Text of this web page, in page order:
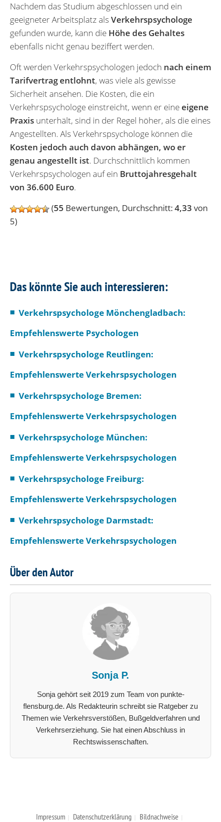
Nachdem das Studium abgeschlossen und ein
geeigneter Arbeitsplatz als Verkehrspsychologe
gefunden wurde, kann die Höhe des Gehaltes
ebenfalls nicht genau beziffert werden.
Oft werden Verkehrspsychologen jedoch nach einem
Tarifvertrag entlohnt, was viele als gewisse
Sicherheit ansehen. Die Kosten, die ein
Verkehrspsychologe einstreicht, wenn er eineeigene
Praxis unterhält, sind in der Regel höher, als die eines
Angestellten. Als Verkehrspsychologe können die
Kosten jedoch auch davon abhängen, wo er
genau angestellt ist. Durchschnittlich kommen
Verkehrspsychologen auf ein Bruttojahresgehalt
von 36.600 Euro.
(55 Bewertungen, Durchschnitt:4,33 von
5)
Das könnte Sie auch interessieren:
Verkehrspsychologe Mönchengladbach:
Empfehlenswerte Psychologen
Verkehrspsychologe Reutlingen:
Empfehlenswerte Verkehrspsychologen
Verkehrspsychologe Bremen:
Empfehlenswerte Verkehrspsychologen
Verkehrspsychologe München:
Empfehlenswerte Verkehrspsychologen
Verkehrspsychologe Freiburg:
Empfehlenswerte Verkehrspsychologen
Verkehrspsychologe Darmstadt:
Empfehlenswerte Verkehrspsychologen
Über den Autor
Sonja P.
Sonja gehört seit 2019 zum Team von punkte-
flensburg.de. Als Redakteurin schreibt sie Ratgeber zu
Themen wie Verkehrsverstößen, Bußgeldverfahren und
Verkehrserziehung. Sie hat einen Abschluss in
Rechtswissenschaften.
Impressum Datenschutzerklärung
Bildnachweise